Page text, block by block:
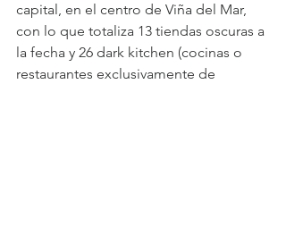
capital, en el centro de Viña del Mar,
con lo que totaliza 13 tiendas oscuras a
la fecha y 26 dark kitchen (cocinas o
restaurantes exclusivamente de